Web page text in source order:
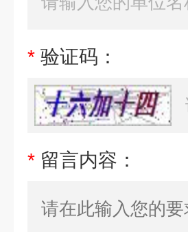
* 验证码：
* 留言内容：